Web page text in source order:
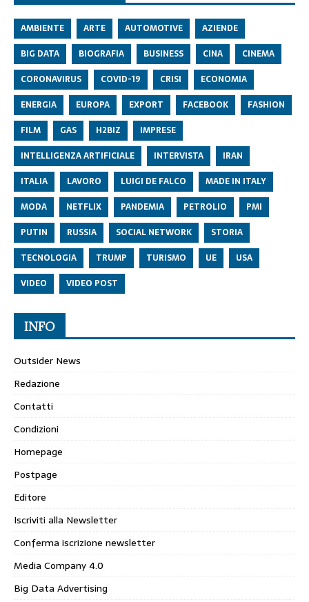
AMBIENTE ARTE AUTOMOTIVE
AZIENDE
BIG DATA
BIOGRAFIA BUSINESS CINA
CINEMA
CORONAVIRUS
COVID-19 CRISI
ECONOMIA
ENERGIA
EUROPA EXPORT FACEBOOK
FASHION
FILM
GAS H2BIZ
IMPRESE
INTELLIGENZA ARTIFICIALE
INTERVISTA
IRAN
ITALIA
LAVORO LUIGI DE FALCO
MADE IN ITALY
MODA
NETFLIX PANDEMIA PETROLIO
PMI
PUTIN
RUSSIA SOCIAL NETWORK
STORIA
TECNOLOGIA
TRUMP TURISMO UE
USA
VIDEO
VIDEO POST
INFO
Outsider News
Redazione
Contatti
Condizioni
Homepage
Postpage
Editore
Iscriviti alla Newsletter
Conferma iscrizione newsletter
Media Company 4.0
Big Data Advertising